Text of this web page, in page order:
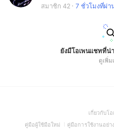
สมาชิก 42
7 ชั่วโมงที่ผ่า
ยังมีโอเพนแชทที่น่
ดูเพิ่ม
เกี่ยวกับโ
คู่มือผู้ใช้มือใหม่
(Open
คู่มือการใช้งานอย่า